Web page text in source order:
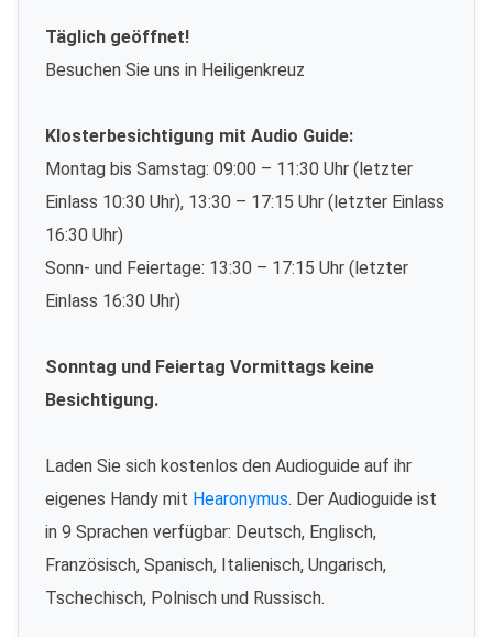
Täglich geöffnet!
Besuchen Sie uns in Heiligenkreuz
Klosterbesichtigung mit Audio Guide:
Montag bis Samstag: 09:00 – 11:30 Uhr (letzter
Einlass 10:30 Uhr), 13:30 – 17:15 Uhr (letzter Einlass
16:30 Uhr)
Sonn- und Feiertage: 13:30 – 17:15 Uhr (letzter
Einlass 16:30 Uhr)
Sonntag und Feiertag Vormittags keine
Besichtigung.
Laden Sie sich kostenlos den Audioguide auf ihr
eigenes Handy mit Hearonymus. Der Audioguide ist
in 9 Sprachen verfügbar: Deutsch, Englisch,
Französisch, Spanisch, Italienisch, Ungarisch,
Tschechisch, Polnisch und Russisch.